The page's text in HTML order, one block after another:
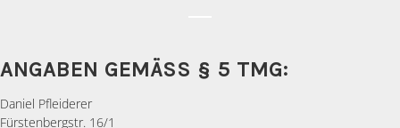
ANGABEN GEMÄSS § 5 TMG:
Daniel Pfleiderer
Fürstenbergstr. 16/1